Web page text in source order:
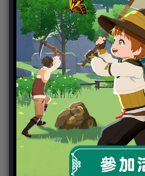
PS VITA
PS3
PS4
PSP
Wii
Wiiu
XBOX ONE
XBOX360